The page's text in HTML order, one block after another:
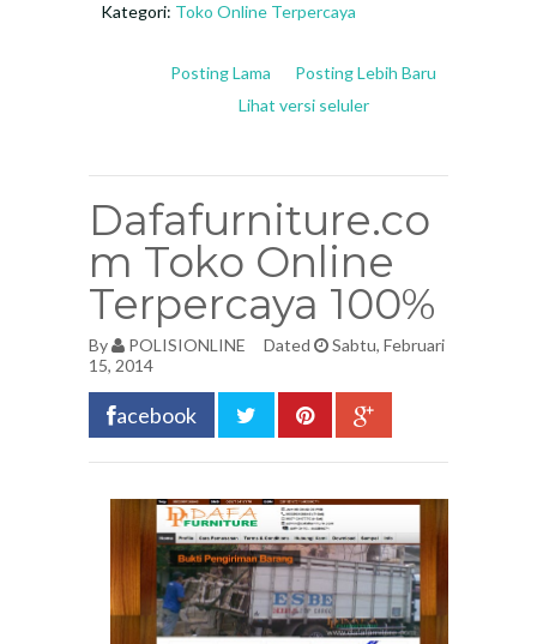
Kategori: Toko Online Terpercaya
Posting Lebih Baru
Posting Lama
Lihat versi seluler
Dafafurniture.co
m Toko Online
Terpercaya 100%
By POLISIONLINE Dated
Sabtu, Februari
15, 2014
acebook